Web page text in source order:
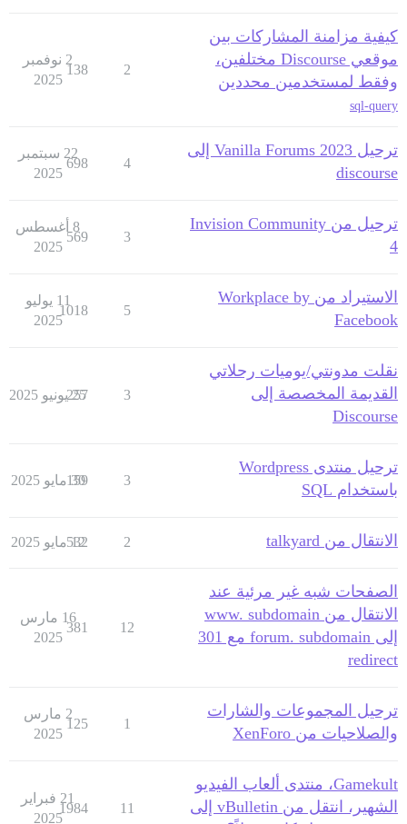
كيفية مزامنة المشاركات بين
موقعي Discourse مختلفين،
وفقط لمستخدمين محددين
sql-query
2
138
2 نوفمبر
2025
ترحيل Vanilla Forums 2023 إلى
discourse
4
698
22 سبتمبر
2025
ترحيل من Invision Community
4
3
569
8 أغسطس
2025
الاستيراد من Workplace by
Facebook
5
1018
11 يوليو
2025
نقلت مدونتي/يوميات رحلاتي
القديمة المخصصة إلى
Discourse
3
257
25 يونيو 2025
ترحيل منتدى Wordpress
باستخدام SQL
3
159
30 مايو 2025
الانتقال من talkyard 2
532
12 مايو 2025
الصفحات شبه غير مرئية عند
الانتقال من www. subdomain
إلى forum. subdomain مع 301
redirect
12
381
16 مارس
2025
ترحيل المجموعات والشارات
والصلاحيات من XenForo
1
125
2 مارس
2025
Gamekult، منتدى ألعاب الفيديو
الشهير، انتقل من vBulletin إلى
11
1984
21 فبراير
2025